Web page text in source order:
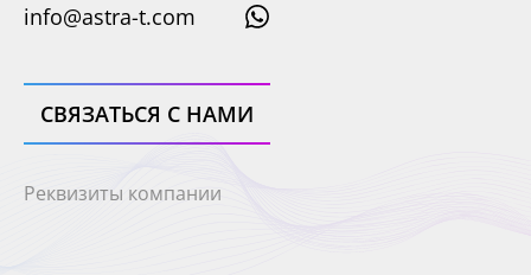
info@astra-t.com
СВЯЗАТЬСЯ С НАМИ
Реквизиты компании